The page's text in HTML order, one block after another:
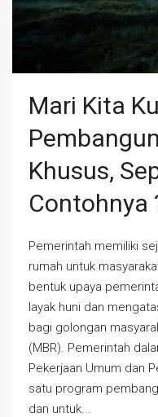
Mari Kita
Khusus,
Contohnya
Pemerintah memiliki
rumah untuk
bentuk upaya
layak huni dan
bagi golongan
(MBR). Pemerintah
Pekerjaan Umum dan
satu program
dan untuk...